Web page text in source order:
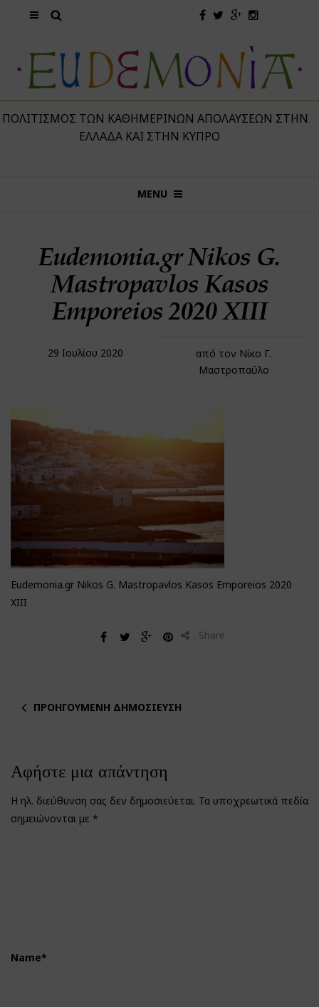
ΤΩΝ ΚΑΘΗΜΕΡΙΝΏΝ ΑΠΟΛΑΎΣΕΩΝ ΣΤΗΝ
ΕΛΛΆΔΑ ΚΑΙ ΣΤΗΝ ΚΎΠΡΟ
MENU
Eudemonia.gr Nikos G.
Mastropavlos Kasos
Emporeios 2020 XIII
29 Ιουλίου 2020
από τον Νίκο Γ.
Μαστροπαύλο
Eudemonia.gr Nikos G. Mastropavlos Kasos Emporeios 2020
XIII
Share
ΠΡΟΗΓΟΎΜΕΝΗ ΔΗΜΟΣΊΕΥΣΗ
Αφήστε μια απάντηση
Η ηλ. διεύθυνση σας δεν δημοσιεύεται. Τα υποχρεωτικά πεδία
σημειώνονται με *
Name*